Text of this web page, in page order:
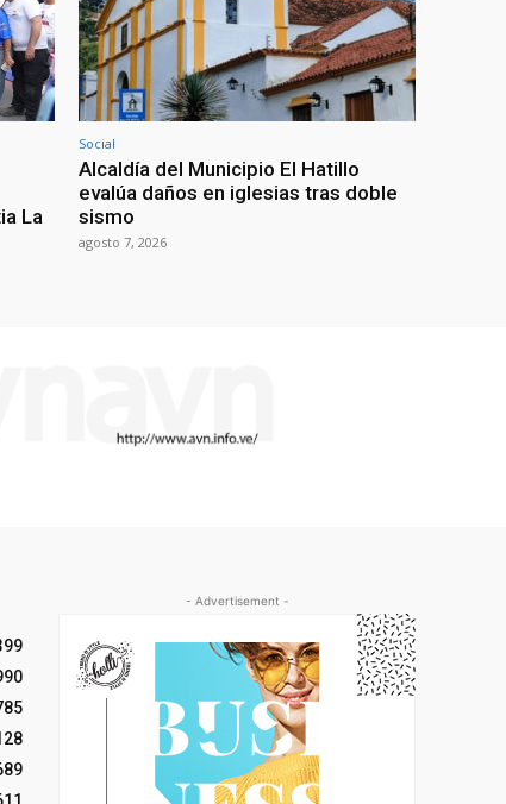
La
Social
Alcaldía del Municipio El Hatillo
evalúa daños en iglesias tras doble
sismo
agosto 7, 2026
- Advertisement -